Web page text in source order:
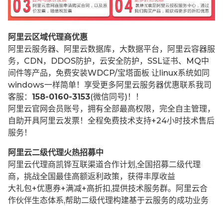
阿里云区域代理商优惠
阿里云服务器、阿里云数据库，大数据平台，阿里云容器服
务，CDN，DDOS防护，云安全防护，SSL证书、MQ中
间件等产品，免费安装WDCP/宝塔面板 让 linux系统如同
windows一样简单！享受更多阿里云服务器优惠联系我司
客服： 158-0160-3153(微信同号)！！
阿里云官网会员账号，拥有全部最高权限，完全自主管理，
自助开具阿里云发票！全程免费技术支持+24小时技术售后
服务！
阿里云二级代理火热招募中
阿里云代理商凯铧互联渠道合作计划,全国招募二级代理
商，挑战全国最佳高额返利政策，获得丰厚收益
大礼包+优惠券+满减+高折扣,提供技术服务群。阿里云合
作伙伴生态体系,帮助二级代理构建基于云服务的成功业务